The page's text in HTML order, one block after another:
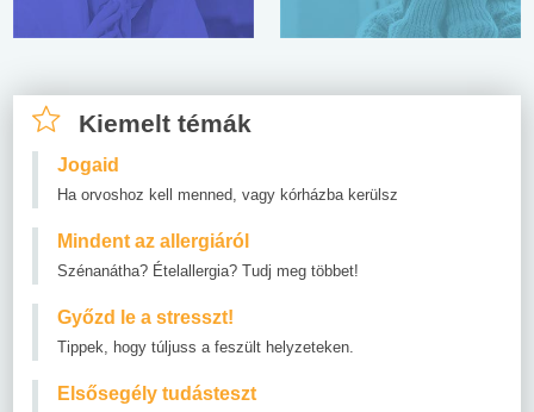
Kiemelt témák
Jogaid
Ha orvoshoz kell menned, vagy kórházba kerülsz
Mindent az allergiáról
Szénanátha? Ételallergia? Tudj meg többet!
Győzd le a stresszt!
Tippek, hogy túljuss a feszült helyzeteken.
Elsősegély tudásteszt